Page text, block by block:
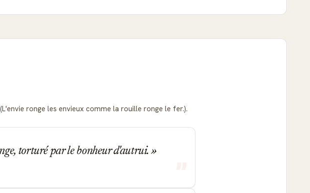
ronge les envieux comme la rouille ronge le fer.).
torturé par le bonheur d'autrui.